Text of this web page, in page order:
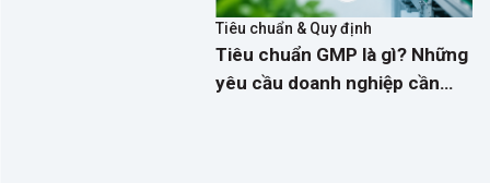
Tiêu chuẩn & Quy định
Tiêu chuẩn GMP là gì? Những
yêu cầu doanh nghiệp cần